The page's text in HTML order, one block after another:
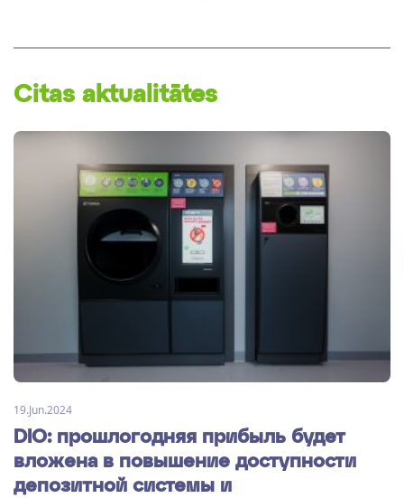
Citas aktualitātes
19.Jun.2024
DIO: прошлогодняя прибыль будет
вложена в повышение доступности
депозитной системы и